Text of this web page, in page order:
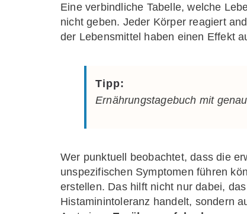
Eine verbindliche Tabelle, welche
nicht geben. Jeder Körper reagiert
der Lebensmittel haben einen Effekt
Tipp:
Ernährungstagebuch mit
Wer punktuell beobachtet, dass die
unspezifischen Symptomen führen
erstellen. Das hilft nicht nur dabei,
Histaminintoleranz handelt, sondern